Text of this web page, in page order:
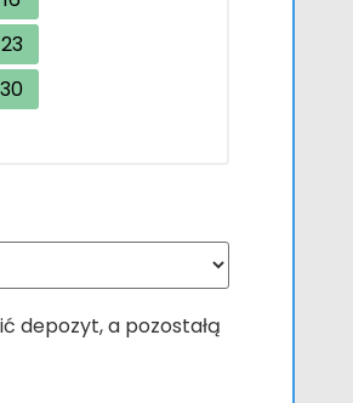
23
30
depozyt, a pozostałą